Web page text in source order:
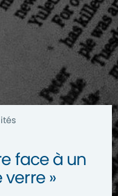
face à un
»